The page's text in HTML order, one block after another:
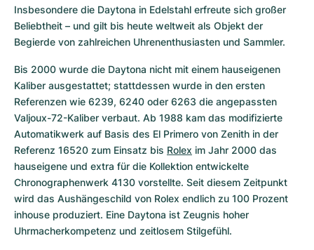
Insbesondere die Daytona in Edelstahl erfreute sich großer
Beliebtheit – und gilt bis heute weltweit als Objekt der
Begierde von zahlreichen Uhrenenthusiasten und Sammler.
Bis 2000 wurde die Daytona nicht mit einem hauseigenen
Kaliber ausgestattet; stattdessen wurde in den ersten
Referenzen wie 6239, 6240 oder 6263 die angepassten
Valjoux-72-Kaliber verbaut. Ab 1988 kam das modifizierte
Automatikwerk auf Basis des El Primero von Zenith in der
Referenz 16520 zum Einsatz bis Rolex im Jahr 2000 das
hauseigene und extra für die Kollektion entwickelte
Chronographenwerk 4130 vorstellte. Seit diesem Zeitpunkt
wird das Aushängeschild von Rolex endlich zu 100 Prozent
inhouse produziert. Eine Daytona ist Zeugnis hoher
Uhrmacherkompetenz und zeitlosem Stilgefühl.